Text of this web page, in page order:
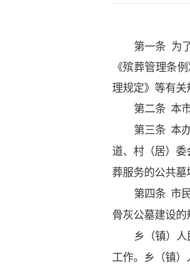
第一条 为
《殡葬管理条
理规定》等有
第二条 本
第三条 本
道、村（居）
葬服务的公共墓
第四条 市
骨灰公墓建设的
乡（镇）
工作。
乡（镇